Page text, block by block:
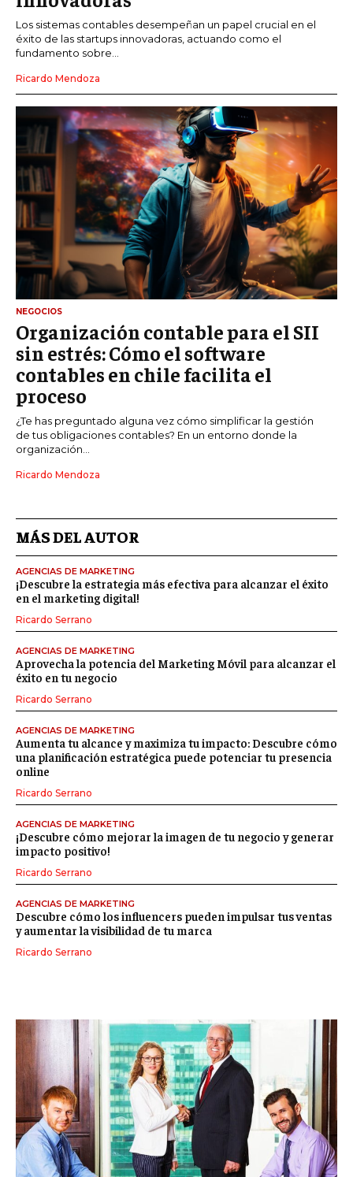
Los sistemas contables desempeñan un papel crucial en el
éxito de las startups innovadoras, actuando como el
fundamento sobre...
Ricardo Mendoza
NEGOCIOS
Organización contable para el SII
sin estrés: Cómo el software
contables en chile facilita el
proceso
¿Te has preguntado alguna vez cómo simplificar la gestión
de tus obligaciones contables? En un entorno donde la
organización...
Ricardo Mendoza
MÁS DEL AUTOR
AGENCIAS DE MARKETING
¡Descubre la estrategia más efectiva para alcanzar el éxito
en el marketing digital!
Ricardo Serrano
AGENCIAS DE MARKETING
Aprovecha la potencia del Marketing Móvil para alcanzar el
éxito en tu negocio
Ricardo Serrano
AGENCIAS DE MARKETING
Aumenta tu alcance y maximiza tu impacto: Descubre cómo
una planificación estratégica puede potenciar tu presencia
online
Ricardo Serrano
AGENCIAS DE MARKETING
¡Descubre cómo mejorar la imagen de tu negocio y generar
impacto positivo!
Ricardo Serrano
AGENCIAS DE MARKETING
Descubre cómo los influencers pueden impulsar tus ventas
y aumentar la visibilidad de tu marca
Ricardo Serrano